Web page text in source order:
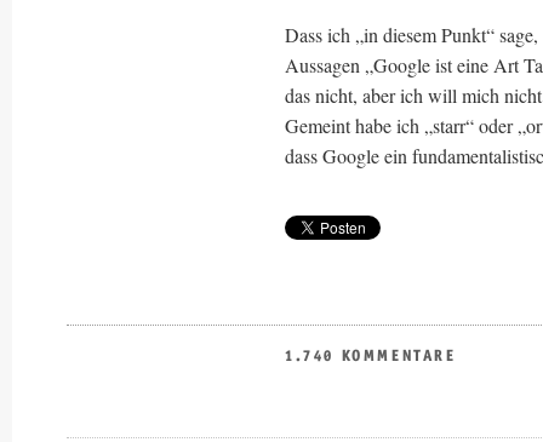
Dass ich „in diesem Punkt“
Aussagen „Google ist eine Art
das nicht, aber ich will mich
Gemeint habe ich „starr“ oder
dass Google ein
1.740 KOMMENTARE